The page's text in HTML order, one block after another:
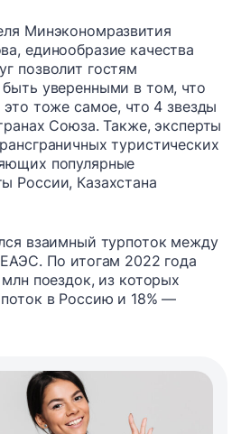
Минэкономразвития
единообразие качества
позволит гостям
уверенными в том, что
тоже самое, что 4 звезды
Союза. Также, эксперты
туристических
популярные
России, Казахстана
взаимный турпоток между
По итогам 2022 года
поездок, из которых
в Россию и 18% —